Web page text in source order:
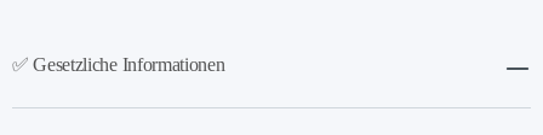
✅ Gesetzliche Informationen